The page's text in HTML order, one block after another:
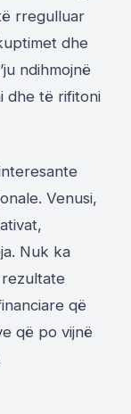
rregulluar
dhe
ndihmojnë
dhe të rifitoni
Venusi,
Nuk ka
që
që po vijnë